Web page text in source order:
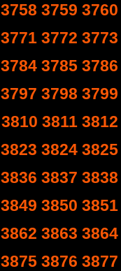
3758 3759 3760
3771 3772 3773
3784 3785 3786
3797 3798 3799
3810 3811 3812
3823 3824 3825
3836 3837 3838
3849 3850 3851
3862 3863 3864
3875 3876 3877